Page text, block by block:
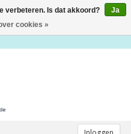
verbeteren. Is dat akkoord?
Ja
cookies »